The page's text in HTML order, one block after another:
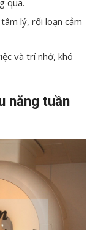
lý, rối loạn cảm
và trí nhớ, khó
năng tuần